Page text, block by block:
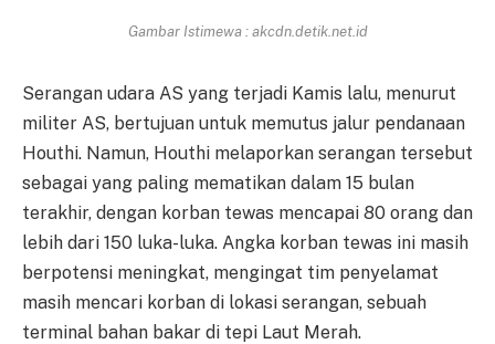
Gambar Istimewa : akcdn.detik.net.id
Serangan udara AS yang terjadi Kamis lalu, menurut
militer AS, bertujuan untuk memutus jalur pendanaan
Houthi. Namun, Houthi melaporkan serangan tersebut
sebagai yang paling mematikan dalam 15 bulan
terakhir, dengan korban tewas mencapai 80 orang dan
lebih dari 150 luka-luka. Angka korban tewas ini masih
berpotensi meningkat, mengingat tim penyelamat
masih mencari korban di lokasi serangan, sebuah
terminal bahan bakar di tepi Laut Merah.